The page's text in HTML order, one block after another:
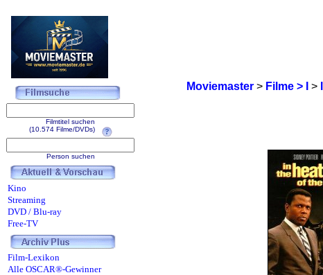
Moviemaster> Filme > I >
Filmtitel suchen
(10.574 Filme/DVDs)
Person suchen
Kino
Streaming
DVD / Blu-ray
Free-TV
Film-Lexikon
Alle OSCAR®-Gewinner